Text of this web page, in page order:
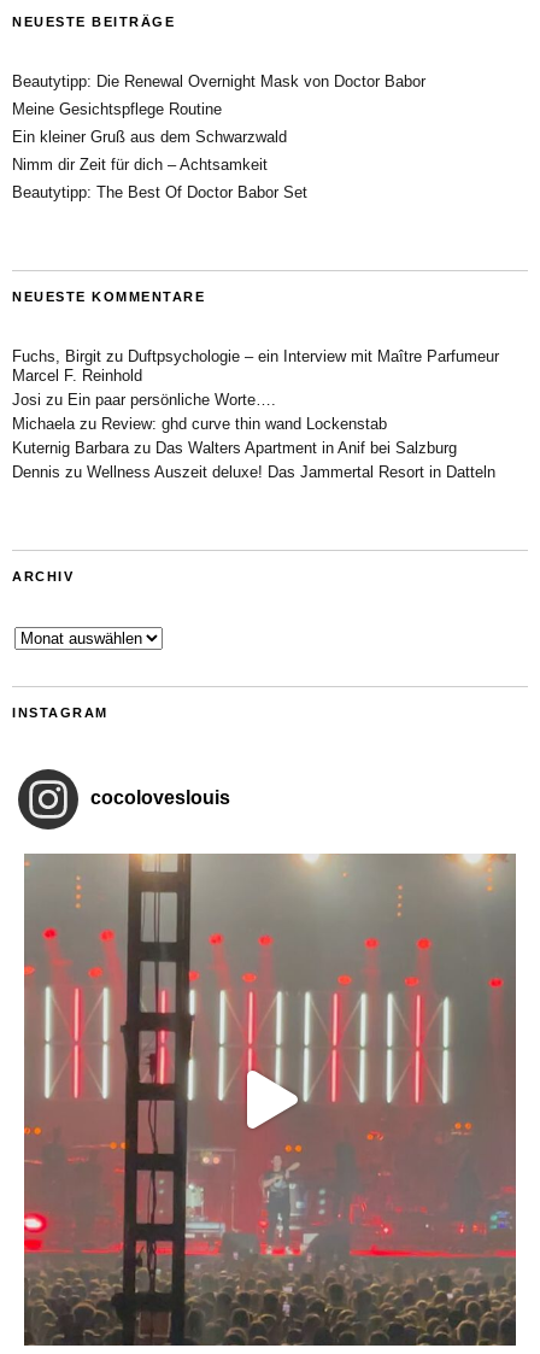
NEUESTE BEITRÄGE
Beautytipp: Die Renewal Overnight Mask von Doctor Babor
Meine Gesichtspflege Routine
Ein kleiner Gruß aus dem Schwarzwald
Nimm dir Zeit für dich – Achtsamkeit
Beautytipp: The Best Of Doctor Babor Set
NEUESTE KOMMENTARE
Fuchs, Birgit zu Duftpsychologie – ein Interview mit Maître Parfumeur
Marcel F. Reinhold
Josi zu Ein paar persönliche Worte….
Michaela zu Review: ghd curve thin wand Lockenstab
Kuternig Barbara zu Das Walters Apartment in Anif bei Salzburg
Dennis zu Wellness Auszeit deluxe! Das Jammertal Resort in Datteln
ARCHIV
Archiv
INSTAGRAM
cocoloveslouis